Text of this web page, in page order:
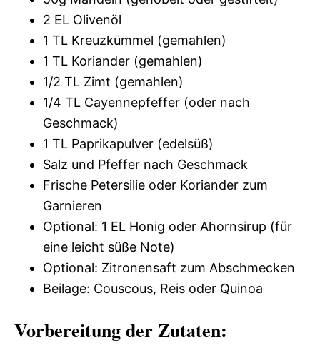
2 EL Olivenöl
1 TL Kreuzkümmel (gemahlen)
1 TL Koriander (gemahlen)
1/2 TL Zimt (gemahlen)
1/4 TL Cayennepfeffer (oder nach
Geschmack)
1 TL Paprikapulver (edelsüß)
Salz und Pfeffer nach Geschmack
Frische Petersilie oder Koriander zum
Garnieren
Optional: 1 EL Honig oder Ahornsirup (für
eine leicht süße Note)
Optional: Zitronensaft zum Abschmecken
Beilage: Couscous, Reis oder Quinoa
Vorbereitung der Zutaten: